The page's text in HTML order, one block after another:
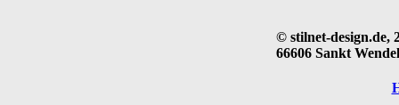
© stilnet-design.de,
66606 Sankt